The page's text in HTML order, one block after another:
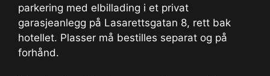
parkering med elbillading i et privat
garasjeanlegg på Lasarettsgatan 8, rett bak
hotellet. Plasser må bestilles separat og på
forhånd.